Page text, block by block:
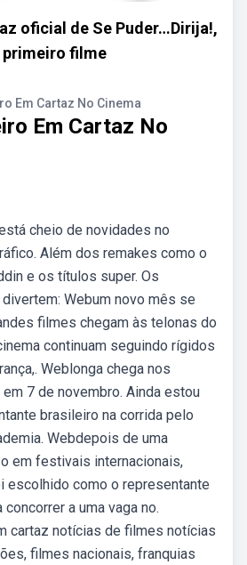
oficial de Se Puder…Dirija!,
primeiro filme
Em Cartaz No Cinema
Em Cartaz No
cheio de novidades no
Além dos remakes como o
e os títulos super. Os
Webum novo mês se
filmes chegam às telonas do
continuam seguindo rígidos
Weblonga chega nos
7 de novembro. Ainda estou
brasileiro na corrida pelo
Webdepois de uma
em festivais internacionais,
escolhido como o representante
a uma vaga no.
cartaz notícias de filmes notícias
filmes nacionais, franquias